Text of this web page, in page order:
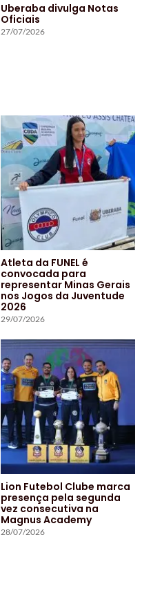
Uberaba divulga Notas
Oficiais
27/07/2026
Atleta da FUNEL é
convocada para
representar Minas Gerais
nos Jogos da Juventude
2026
29/07/2026
Lion Futebol Clube marca
presença pela segunda
vez consecutiva na
Magnus Academy
28/07/2026